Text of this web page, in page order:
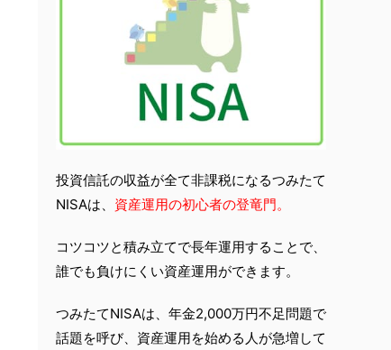
投資信託の収益が全て非課税になるつみたて
NISAは、 資産運用の初心者の登竜門。
コツコツと積み立てで長年運用することで、
誰でも負けにくい資産運用ができます。
つみたてNISAは、年金2,000万円不足問題で
話題を呼び、資産運用を始める人が急増して